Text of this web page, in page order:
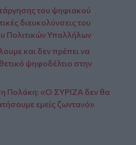
του ψηφιακού
διευκολύνσεις του
Πολιτικών Υπαλλήλων
και δεν πρέπει να
ψηφοδέλτιο στην
Πολάκη: «Ο ΣΥΡΙΖΑ δεν θα
εμείς ζωντανό»